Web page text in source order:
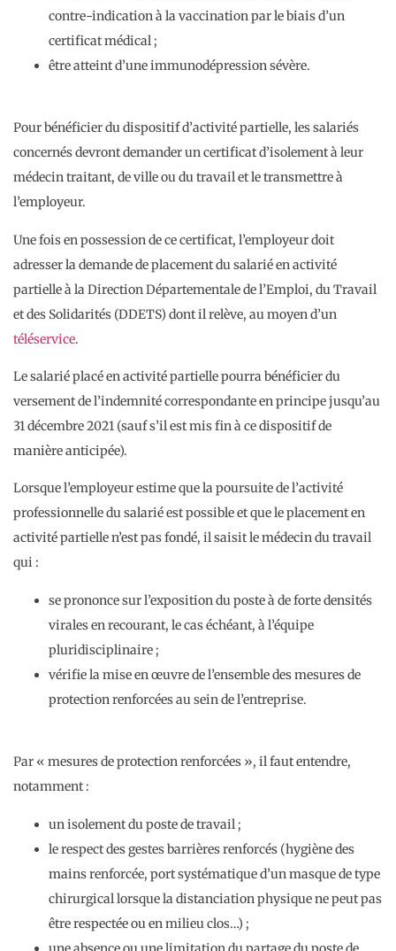
contre-indication à la vaccination par le biais d’un
certificat médical ;
être atteint d’une immunodépression sévère.
Pour bénéficier du dispositif d’activité partielle, les salariés
concernés devront demander un certificat d’isolement à leur
médecin traitant, de ville ou du travail et le transmettre à
l’employeur.
Une fois en possession de ce certificat, l’employeur doit
adresser la demande de placement du salarié en activité
partielle à la Direction Départementale de l’Emploi, du Travail
et des Solidarités (DDETS) dont il relève, au moyen d’un
téléservice.
Le salarié placé en activité partielle pourra bénéficier du
versement de l’indemnité correspondante en principe jusqu’au
31 décembre 2021 (sauf s’il est mis fin à ce dispositif de
manière anticipée).
Lorsque l’employeur estime que la poursuite de l’activité
professionnelle du salarié est possible et que le placement en
activité partielle n’est pas fondé, il saisit le médecin du travail
qui :
se prononce sur l’exposition du poste à de forte densités
virales en recourant, le cas échéant, à l’équipe
pluridisciplinaire ;
vérifie la mise en œuvre de l’ensemble des mesures de
protection renforcées au sein de l’entreprise.
Par « mesures de protection renforcées », il faut entendre,
notamment :
un isolement du poste de travail ;
le respect des gestes barrières renforcés (hygiène des
mains renforcée, port systématique d’un masque de type
chirurgical lorsque la distanciation physique ne peut pas
être respectée ou en milieu clos…) ;